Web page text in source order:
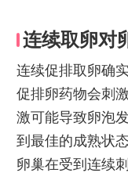
连续取卵对
连续促排取卵确
促排卵药物会刺
激可能导致卵泡
到最佳的成熟状
卵巢在受到连续